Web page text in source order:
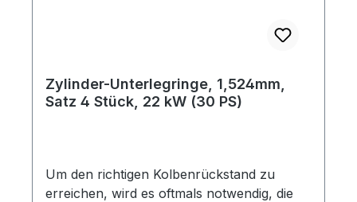
Zylinder-Unterlegringe, 1,524mm,
Satz 4 Stück, 22 kW (30 PS)
Um den richtigen Kolbenrückstand zu
erreichen, wird es oftmals notwendig, die